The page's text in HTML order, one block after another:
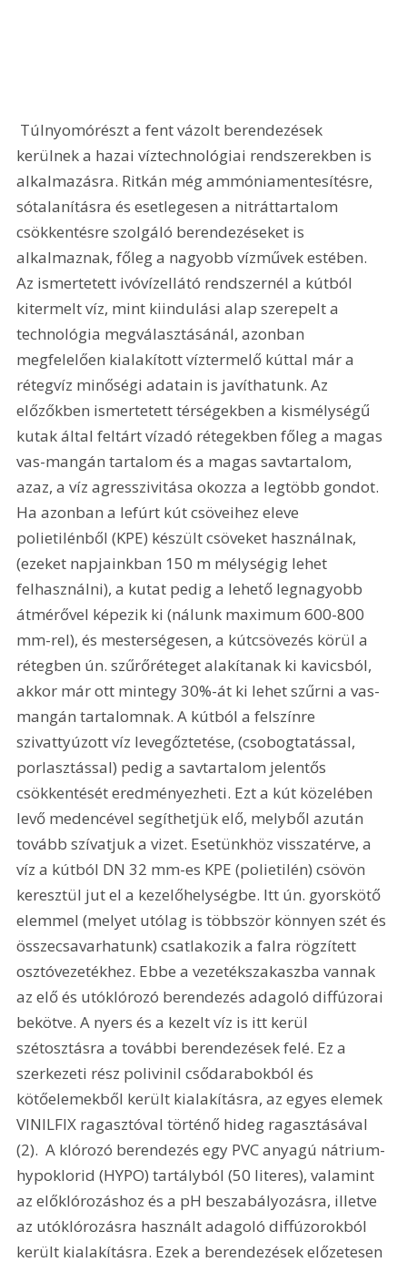
kerülnek a hazai víztechnológiai rendszerekben is
alkalmazásra. Ritkán még ammóniamentesítésre,
sótalanításra és esetlegesen a nitráttartalom
csökkentésre szolgáló berendezéseket is
alkalmaznak, főleg a nagyobb vízművek estében.
Az ismertetett ivóvízellátó rendszernél a kútból
kitermelt víz, mint kiindulási alap szerepelt a
technológia megválasztásánál, azonban
megfelelően kialakított víztermelő kúttal már a
rétegvíz minőségi adatain is javíthatunk. Az
előzőkben ismertetett térségekben a kismélységű
kutak által feltárt vízadó rétegekben főleg a magas
vas-mangán tartalom és a magas savtartalom,
azaz, a víz agresszivitása okozza a legtöbb gondot.
Ha azonban a lefúrt kút csöveihez eleve
polietilénből (KPE) készült csöveket használnak,
(ezeket napjainkban 150 m mélységig lehet
felhasználni), a kutat pedig a lehető legnagyobb
átmérővel képezik ki (nálunk maximum 600-800
mm-rel), és mesterségesen, a kútcsövezés körül a
rétegben ún. szűrőréteget alakítanak ki kavicsból,
akkor már ott mintegy 30%-át ki lehet szűrni a vas-
mangán tartalomnak. A kútból a felszínre
szivattyúzott víz levegőztetése, (csobogtatással,
porlasztással) pedig a savtartalom jelentős
csökkentését eredményezheti. Ezt a kút közelében
levő medencével segíthetjük elő, melyből azután
tovább szívatjuk a vizet. Esetünkhöz visszatérve, a
víz a kútból DN 32 mm-es KPE (polietilén) csövön
keresztül jut el a kezelőhelységbe. Itt ún. gyorskötő
elemmel (melyet utólag is többször könnyen szét és
összecsavarhatunk) csatlakozik a falra rögzített
osztóvezetékhez. Ebbe a vezetékszakaszba vannak
az elő és utóklórozó berendezés adagoló diffúzorai
bekötve. A nyers és a kezelt víz is itt kerül
szétosztásra a további berendezések felé. Ez a
szerkezeti rész polivinil csődarabokból és
kötőelemekből került kialakításra, az egyes elemek
VINILFIX ragasztóval történő hideg ragasztásával
(2).  A klórozó berendezés egy PVC anyagú nátrium-
hypoklorid (HYPO) tartályból (50 literes), valamint
az előklórozáshoz és a pH beszabályozásra, illetve
az utóklórozásra használt adagoló diffúzorokból
került kialakításra. Ezek a berendezések előzetesen